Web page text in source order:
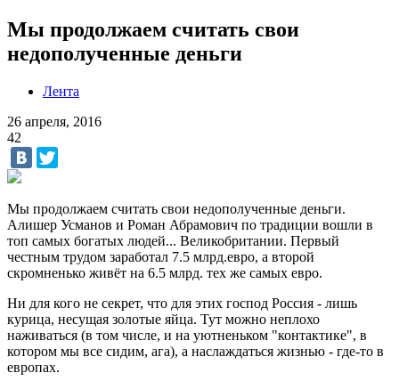
Мы продолжаем считать свои
недополученные деньги
Лента
26 апреля, 2016
42
Мы продолжаем считать свои недополученные деньги.
Алишер Усманов и Роман Абрамович по традиции вошли в
топ самых богатых людей... Великобритании. Первый
честным трудом заработал 7.5 млрд.евро, а второй
скромненько живёт на 6.5 млрд. тех же самых евро.
Ни для кого не секрет, что для этих господ Россия - лишь
курица, несущая золотые яйца. Тут можно неплохо
наживаться (в том числе, и на уютненьком "контактике", в
котором мы все сидим, ага), а наслаждаться жизнью - где-то в
европах.